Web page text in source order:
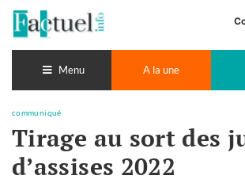
contenu
Menu A la une
communiqué
Tirage au sort des
d’assises 2022